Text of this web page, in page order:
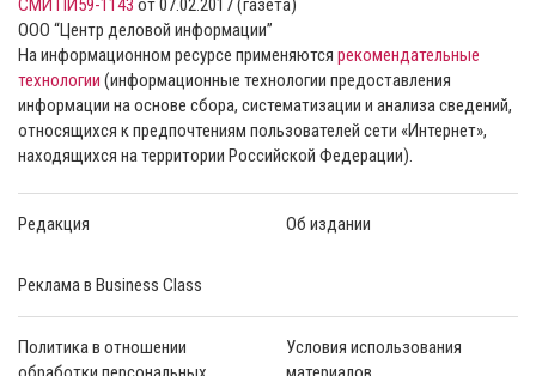
СМИ ПИ59-1143 от 07.02.2017 (газета)
ООО “Центр деловой информации”
На информационном ресурсе применяются рекомендательные
технологии (информационные технологии предоставления
информации на основе сбора, систематизации и анализа сведений,
относящихся к предпочтениям пользователей сети «Интернет»,
находящихся на территории Российской Федерации).
Редакция Об издании
Реклама в Business Class
Политика в отношении
Условия использования